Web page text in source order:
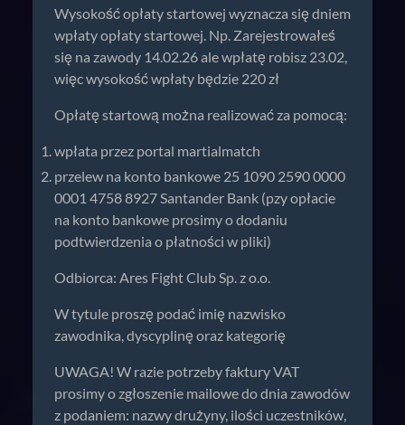
Wysokość opłaty startowej wyznacza się dniem
wpłaty opłaty startowej. Np. Zarejestrowałeś
się na zawody 14.02.26 ale wpłatę robisz 23.02,
więc wysokość wpłaty będzie 220 zł
Opłatę startową można realizować za pomocą:
wpłata przez portal martialmatch
przelew na konto bankowe 25 1090 2590 0000
0001 4758 8927 Santander Bank (pzy opłacie
na konto bankowe prosimy o dodaniu
podtwierdzenia o płatności w pliki)
Odbiorca: Ares Fight Club Sp. z o.o.
W tytule proszę podać imię nazwisko
zawodnika, dyscyplinę oraz kategorię
UWAGA! W razie potrzeby faktury VAT
prosimy o zgłoszenie mailowe do dnia zawodów
z podaniem: nazwy drużyny, ilości uczestników,